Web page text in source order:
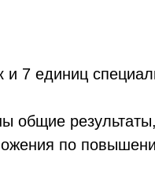
7 единиц
общие
по